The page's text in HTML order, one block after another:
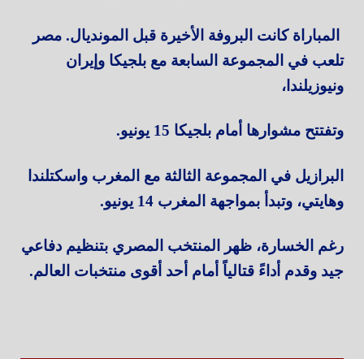
المباراة كانت البروفة الأخيرة قبل المونديال. مصر
تلعب في المجموعة السابعة مع بلجيكا وإيران
ونيوزيلندا،
وتفتتح مشوارها أمام بلجيكا 15 يونيو.
البرازيل في المجموعة الثالثة مع المغرب واسكتلندا
وهايتي، وتبدأ بمواجهة المغرب 14 يونيو.
رغم الخسارة، ظهر المنتخب المصري بتنظيم دفاعي
جيد وقدم أداءً قتالياً أمام أحد أقوى منتخبات العالم.